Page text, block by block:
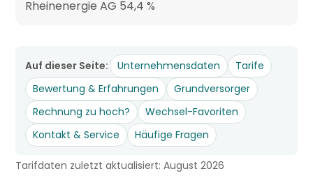
Rheinenergie AG 54,4 %
Auf dieser Seite: Unternehmensdaten
Tarife
Bewertung & Erfahrungen
Grundversorger
Rechnung zu hoch?
Wechsel-Favoriten
Kontakt & Service
Häufige Fragen
Tarifdaten zuletzt aktualisiert: August 2026